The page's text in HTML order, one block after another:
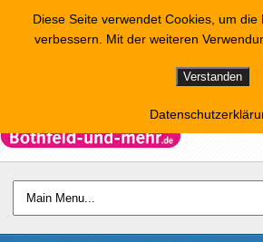
Diese Seite verwendet Cookies, um die
verbessern. Mit der weiteren
Verstanden